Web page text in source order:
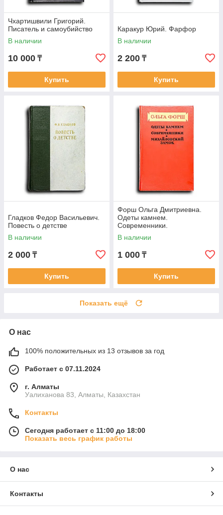
Чхартишвили Григорий.
Писатель и самоубийство
В наличии
10 000 ₸
Купить
Каракур Юрий. Фарфор
В наличии
2 200 ₸
Купить
Гладков Федор Васильевич.
Повесть о детстве
В наличии
2 000 ₸
Купить
Форш Ольга Дмитриевна.
Одеты камнем.
Современники.
Михайловский замок
В наличии
1 000 ₸
Купить
Показать ещё
О нас
100% положительных из 13 отзывов за год
Работает с 07.11.2024
г. Алматы
Уалиханова 83, Алматы, Казахстан
Контакты
Сегодня работает с 11:00 до 18:00
Показать весь график работы
О нас
Контакты